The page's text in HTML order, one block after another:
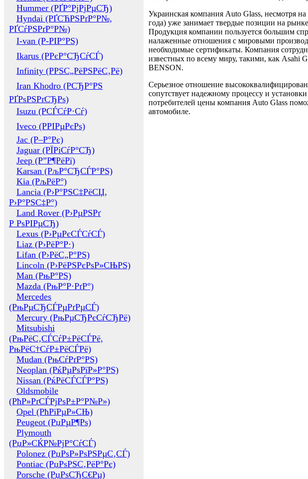
Hummer (РҐР°РјРјРµСЂ)
Hyndai (РҐСЋРЅРґР°Р№,
РҐСѓРЅРґР°Р№)
I-van (Р-РІР°РЅ)
Ikarus (РРєР°СЂСѓСЃ)
Infinity (РРЅС„РёРЅРёС‚Рё)
Iran Khodro (РСЂР°РЅ
РҐРѕРЅРґСЂРѕ)
Isuzu (РСЃСѓР·Сѓ)
Iveco (РРІРµРєРѕ)
Jac (Р–Р°Рє)
Jaguar (РЇРіСѓР°СЂ)
Jeep (Р”Р¶РёРї)
Karsan (РљР°СЂСЃР°РЅ)
Kia (РљРёР°)
Lancia (Р›Р°РЅС‡РёСЏ,
Р›Р°РЅС‡Р°)
Land Rover (Р›РµРЅРґ
Р РѕРІРµСЂ)
Lexus (Р›РµРєСЃСѓСЃ)
Liaz (Р›РёР°Р·)
Lifan (Р›РёС„Р°РЅ)
Lincoln (Р›РёРЅРєРѕР»СЊРЅ)
Man (РњР°РЅ)
Mazda (РњР°Р·РґР°)
Mercedes
(РњРµСЂСЃРµРґРµСЃ)
Mercury (РњРµСЂРєСѓСЂРё)
Mitsubishi
(РњРёС‚СЃСѓР±РёСЃРё,
РњРёС†СѓР±РёСЃРё)
Mudan (РњСѓРґР°РЅ)
Neoplan (РќРµРѕРїР»Р°РЅ)
Nissan (РќРёСЃСЃР°РЅ)
Oldsmobile
(РћР»РґСЃРјРѕР±Р°Р№Р»)
Opel (РћРїРµР»СЊ)
Peugeot (РџРµР¶Рѕ)
Plymouth
(РџР»СЌР№РјР°СѓСЃ)
Polonez (РџРѕР»РѕРЅРµС‚СЃ)
Pontiac (РџРѕРЅС‚РёР°Рє)
Porsche (РџРѕСЂС€Рµ)
Украинская компания Auto Glass, несмотря
года) уже занимает твердые позиции на
Продукция компании пользуется большим
налаженные отношения с мировыми
необходимые сертификаты. Компания
известных по всему миру, такими, как Asahi
BENSON.
Серьезное отношение
сопутствует надежному процессу и
потребителей цены компания Auto Glass
автомобиле.